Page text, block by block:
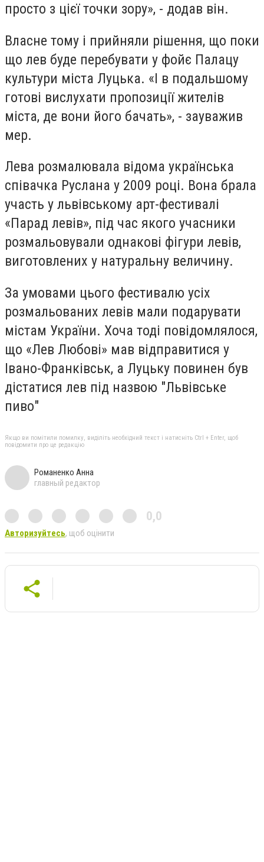
просто з цієї точки зору», - додав він.
Власне тому і прийняли рішення, що поки
що лев буде перебувати у фойє Палацу
культури міста Луцька. «І в подальшому
готові вислухати пропозиції жителів
міста, де вони його бачать», - зауважив
мер.
Лева розмалювала відома українська
співачка Руслана у 2009 році. Вона брала
участь у львівському арт-фестивалі
«Парад левів», під час якого учасники
розмальовували однакові фігури левів,
виготовлених у натуральну величину.
За умовами цього фестивалю усіх
розмальованих левів мали подарувати
містам України. Хоча тоді повідомлялося,
що «Лев Любові» мав відправитися у
Івано-Франківськ, а Луцьку повинен був
дістатися лев під назвою "Львівське
пиво"
Якщо ви помітили помилку, виділіть необхідний текст і натисніть Ctrl + Enter, щоб
повідомити про це редакцію
Романенко Анна
главный редактор
0,0
Авторизуйтесь, щоб оцінити